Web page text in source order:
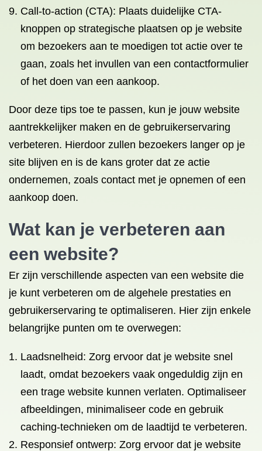
Call-to-action (CTA): Plaats duidelijke CTA-
knoppen op strategische plaatsen op je website
om bezoekers aan te moedigen tot actie over te
gaan, zoals het invullen van een contactformulier
of het doen van een aankoop.
Door deze tips toe te passen, kun je jouw website
aantrekkelijker maken en de gebruikerservaring
verbeteren. Hierdoor zullen bezoekers langer op je
site blijven en is de kans groter dat ze actie
ondernemen, zoals contact met je opnemen of een
aankoop doen.
Wat kan je verbeteren aan
een website?
Er zijn verschillende aspecten van een website die
je kunt verbeteren om de algehele prestaties en
gebruikerservaring te optimaliseren. Hier zijn enkele
belangrijke punten om te overwegen:
Laadsnelheid: Zorg ervoor dat je website snel
laadt, omdat bezoekers vaak ongeduldig zijn en
een trage website kunnen verlaten. Optimaliseer
afbeeldingen, minimaliseer code en gebruik
caching-technieken om de laadtijd te verbeteren.
Responsief ontwerp: Zorg ervoor dat je website